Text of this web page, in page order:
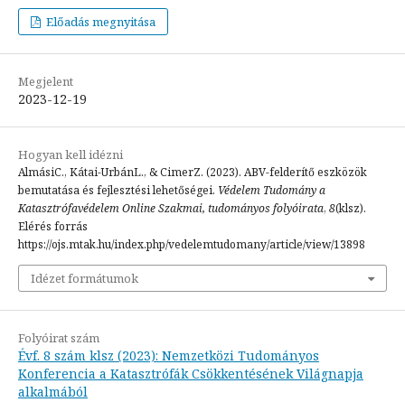
Előadás megnyitása
Megjelent
2023-12-19
Hogyan kell idézni
AlmásiC., Kátai-UrbánL., & CimerZ. (2023). ABV-felderítő eszközök
bemutatása és fejlesztési lehetőségei. Védelem Tudomány a
Katasztrófavédelem Online Szakmai, tudományos folyóirata, 8(klsz).
Elérés forrás
https://ojs.mtak.hu/index.php/vedelemtudomany/article/view/13898
Idézet formátumok
Folyóirat szám
Évf. 8 szám klsz (2023): Nemzetközi Tudományos
Konferencia a Katasztrófák Csökkentésének Világnapja
alkalmából